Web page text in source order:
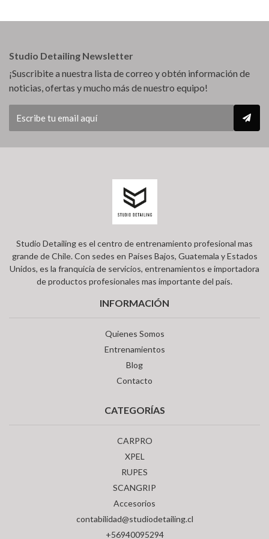
Studio Detailing Newsletter
¡Suscribite a nuestra lista de correo y obtén información de
noticias, ofertas y mucho más de nuestro equipo!
Studio Detailing es el centro de entrenamiento profesional mas
grande de Chile. Con sedes en Países Bajos, Guatemala y Estados
Unidos, es la franquicia de servicios, entrenamientos e importadora
de productos profesionales mas importante del país.
INFORMACIÓN
Quienes Somos
Entrenamientos
Blog
Contacto
CATEGORÍAS
CARPRO
XPEL
RUPES
SCANGRIP
Accesorios
contabilidad@studiodetailing.cl
+56940095294